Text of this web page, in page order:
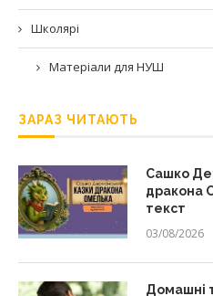
Школярі
Матеріали для НУШ
ЗАРАЗ ЧИТАЮТЬ
Сашко
дракона
текст
03/08/2026
Домашні